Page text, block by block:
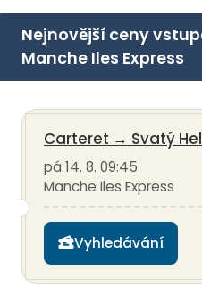
Nejnovější ceny
Manche Iles Express
Carteret → Svatý
pá 14. 8. 09:45
Manche Iles Express
Vyhledávání